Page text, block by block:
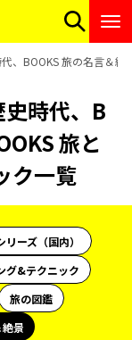
、BOOKS 旅の名言＆
時代、B
旅と
ク一覧
ーズ（国内）
グ&テクニック
旅の図鑑
景